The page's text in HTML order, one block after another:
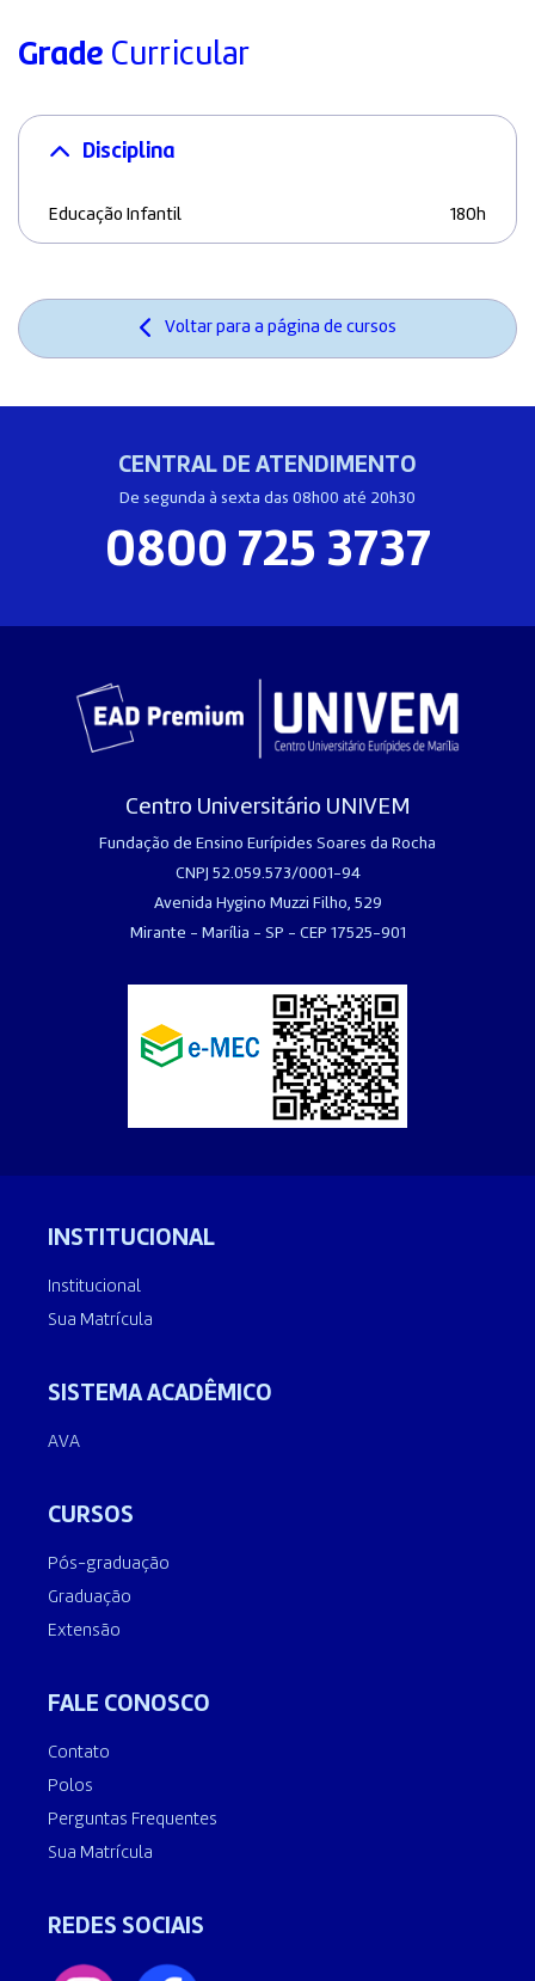
Grade Curricular
Disciplina
Educação Infantil 180h
Voltar para a página de cursos
CENTRAL DE ATENDIMENTO
De segunda à sexta das 08h00 até 20h30
0800 725 3737
Centro Universitário UNIVEM
Fundação de Ensino Eurípides Soares da Rocha
CNPJ 52.059.573/0001-94
Avenida Hygino Muzzi Filho, 529
Mirante - Marília - SP - CEP 17525-901
INSTITUCIONAL
Institucional
Sua Matrícula
SISTEMA ACADÊMICO
AVA
CURSOS
Pós-graduação
Graduação
Extensão
FALE CONOSCO
Contato
Polos
Perguntas Frequentes
Sua Matrícula
REDES SOCIAIS